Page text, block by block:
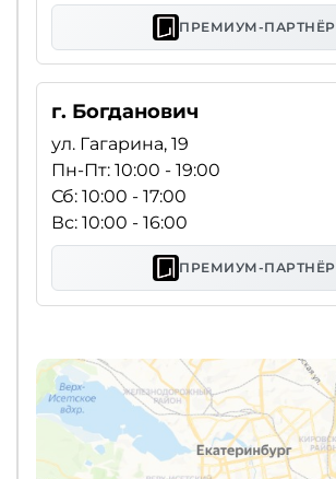
ПРЕМИУМ-ПАРТНЁР
г. Богданович
ул. Гагарина, 19
Пн-Пт: 10:00 - 19:00
Сб: 10:00 - 17:00
Вс: 10:00 - 16:00
ПРЕМИУМ-ПАРТНЁР